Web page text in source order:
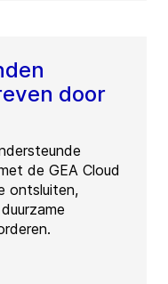
door
de GEA Cloud
ontsluiten,